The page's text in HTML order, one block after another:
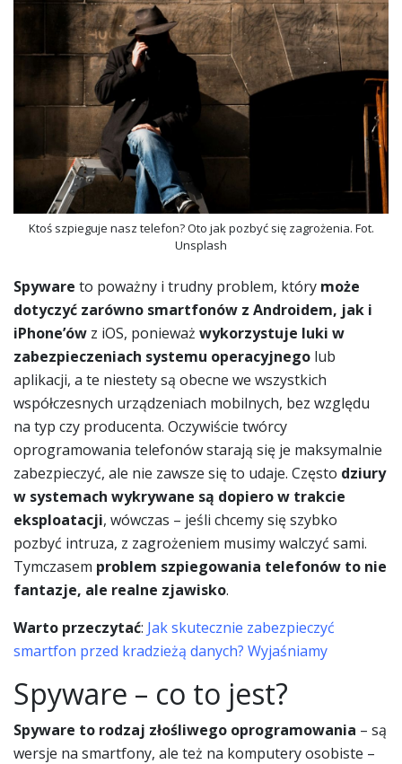
Ktoś szpieguje nasz telefon? Oto jak pozbyć się zagrożenia. Fot.
Unsplash
Spyware to poważny i trudny problem, który może
dotyczyć zarówno smartfonów z Androidem, jak i
iPhone’ów z iOS, ponieważ wykorzystuje luki w
zabezpieczeniach systemu operacyjnego lub
aplikacji, a te niestety są obecne we wszystkich
współczesnych urządzeniach mobilnych, bez względu
na typ czy producenta. Oczywiście twórcy
oprogramowania telefonów starają się je maksymalnie
zabezpieczyć, ale nie zawsze się to udaje. Często dziury
w systemach wykrywane są dopiero w trakcie
eksploatacji, wówczas – jeśli chcemy się szybko
pozbyć intruza, z zagrożeniem musimy walczyć sami.
Tymczasem problem szpiegowania telefonów to nie
fantazje, ale realne zjawisko.
Warto przeczytać: Jak skutecznie zabezpieczyć
smartfon przed kradzieżą danych? Wyjaśniamy
Spyware – co to jest?
Spyware to rodzaj złośliwego oprogramowania – są
wersje na smartfony, ale też na komputery osobiste –